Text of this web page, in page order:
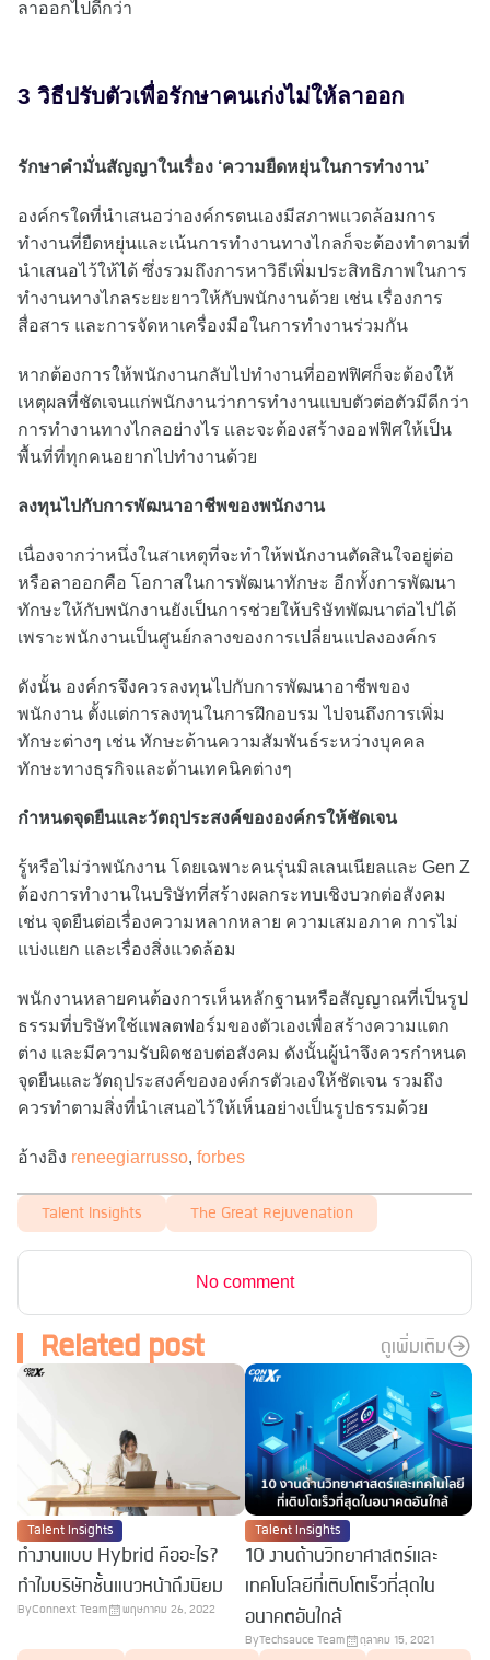
ลาออกไปดีกว่า
3 วิธีปรับตัวเพื่อรักษาคนเก่งไม่ให้ลาออก
รักษาคำมั่นสัญญาในเรื่อง ‘ความยืดหยุ่นในการทำงาน’
องค์กรใดที่นำเสนอว่าองค์กรตนเองมีสภาพแวดล้อมการ
ทำงานที่ยืดหยุ่นและเน้นการทำงานทางไกลก็จะต้องทำตามที่
นำเสนอไว้ให้ได้ ซึ่งรวมถึงการหาวิธีเพิ่มประสิทธิภาพในการ
ทำงานทางไกลระยะยาวให้กับพนักงานด้วย เช่น เรื่องการ
สื่อสาร และการจัดหาเครื่องมือในการทำงานร่วมกัน
หากต้องการให้พนักงานกลับไปทำงานที่ออฟฟิศก็จะต้องให้
เหตุผลที่ชัดเจนแก่พนักงานว่าการทำงานแบบตัวต่อตัวมีดีกว่า
การทำงานทางไกลอย่างไร และจะต้องสร้างออฟฟิศให้เป็น
พื้นที่ที่ทุกคนอยากไปทำงานด้วย
ลงทุนไปกับการพัฒนาอาชีพของพนักงาน
เนื่องจากว่าหนึ่งในสาเหตุที่จะทำให้พนักงานตัดสินใจอยู่ต่อ
หรือลาออกคือ โอกาสในการพัฒนาทักษะ อีกทั้งการพัฒนา
ทักษะให้กับพนักงานยังเป็นการช่วยให้บริษัทพัฒนาต่อไปได้
เพราะพนักงานเป็นศูนย์กลางของการเปลี่ยนแปลงองค์กร
ดังนั้น องค์กรจึงควรลงทุนไปกับการพัฒนาอาชีพของ
พนักงาน ตั้งแต่การลงทุนในการฝึกอบรม ไปจนถึงการเพิ่ม
ทักษะต่างๆ เช่น ทักษะด้านความสัมพันธ์ระหว่างบุคคล
ทักษะทางธุรกิจและด้านเทคนิคต่างๆ
กำหนดจุดยืนและวัตถุประสงค์ขององค์กรให้ชัดเจน
รู้หรือไม่ว่าพนักงาน โดยเฉพาะคนรุ่นมิลเลนเนียลและ Gen Z
ต้องการทำงานในบริษัทที่สร้างผลกระทบเชิงบวกต่อสังคม
เช่น จุดยืนต่อเรื่องความหลากหลาย ความเสมอภาค การไม่
แบ่งแยก และเรื่องสิ่งแวดล้อม
พนักงานหลายคนต้องการเห็นหลักฐานหรือสัญญาณที่เป็นรูป
ธรรมที่บริษัทใช้แพลตฟอร์มของตัวเองเพื่อสร้างความแตก
ต่าง และมีความรับผิดชอบต่อสังคม ดังนั้นผู้นำจึงควรกำหนด
จุดยืนและวัตถุประสงค์ขององค์กรตัวเองให้ชัดเจน รวมถึง
ควรทำตามสิ่งที่นำเสนอไว้ให้เห็นอย่างเป็นรูปธรรมด้วย
อ้างอิง reneegiarrusso, forbes
Talent Insights The Great Rejuvenation
No comment
Related post ดูเพิ่มเติม
Talent Insights
ทำงานแบบ Hybrid คืออะไร?
ทำไมบริษัทชั้นแนวหน้าถึงนิยม
ByConnext Team พฤษภาคม 26, 2022
Talent Insights
10 งานด้านวิทยาศาสตร์และ
เทคโนโลยีที่เติบโตเร็วที่สุดใน
อนาคตอันใกล้
ByTechsauce Team ตุลาคม 15, 2021